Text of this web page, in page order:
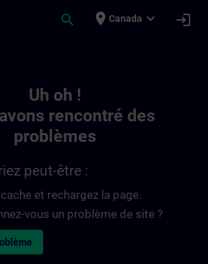
search place Canada expand_more login
Uh oh !
rencontré des
problèmes
peut-être :
et rechargez la page.
vous un problème de site ?